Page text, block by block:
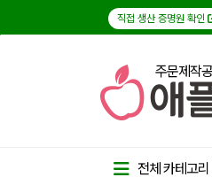
직접 생산 증명원 확인
주문제작
전체 카테고리